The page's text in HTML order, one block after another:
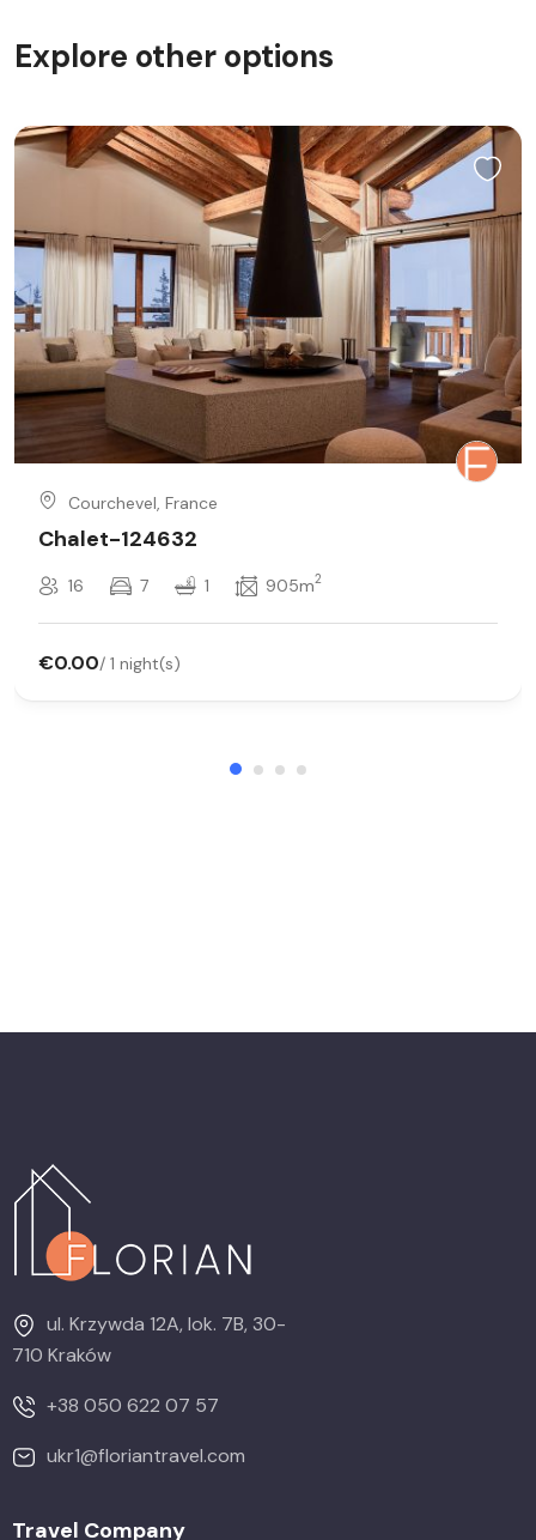
Explore other options
Courchevel, France
Chalet-124632
16 7 1 905m2
€0.00/ 1 night(s)
ul. Krzywda 12A, lok. 7B, 30-
710 Kraków
+38 050 622 07 57
ukr1@floriantravel.com
Travel Company